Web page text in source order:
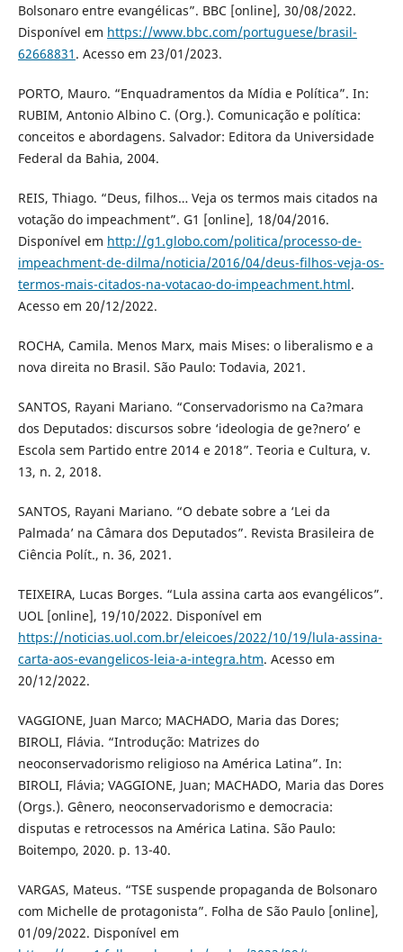
Bolsonaro entre evangélicas”. BBC [online], 30/08/2022.
Disponível em https://www.bbc.com/portuguese/brasil-
62668831 . Acesso em 23/01/2023.
PORTO, Mauro. “Enquadramentos da Mídia e Política”. In:
RUBIM, Antonio Albino C. (Org.). Comunicação e política:
conceitos e abordagens. Salvador: Editora da Universidade
Federal da Bahia, 2004.
REIS, Thiago. “Deus, filhos… Veja os termos mais citados na
votação do impeachment”. G1 [online], 18/04/2016.
Disponível em http://g1.globo.com/politica/processo-de-
impeachment-de-dilma/noticia/2016/04/deus-filhos-veja-os-
termos-mais-citados-na-votacao-do-impeachment.html.
Acesso em 20/12/2022.
ROCHA, Camila. Menos Marx, mais Mises: o liberalismo e a
nova direita no Brasil. São Paulo: Todavia, 2021.
SANTOS, Rayani Mariano. “Conservadorismo na Ca?mara
dos Deputados: discursos sobre ‘ideologia de ge?nero’ e
Escola sem Partido entre 2014 e 2018”. Teoria e Cultura, v.
13, n. 2, 2018.
SANTOS, Rayani Mariano. “O debate sobre a ‘Lei da
Palmada’ na Câmara dos Deputados”. Revista Brasileira de
Ciência Polít., n. 36, 2021.
TEIXEIRA, Lucas Borges. “Lula assina carta aos evangélicos”.
UOL [online], 19/10/2022. Disponível em
https://noticias.uol.com.br/eleicoes/2022/10/19/lula-assina-
carta-aos-evangelicos-leia-a-integra.htm. Acesso em
20/12/2022.
VAGGIONE, Juan Marco; MACHADO, Maria das Dores;
BIROLI, Flávia. “Introdução: Matrizes do
neoconservadorismo religioso na América Latina”. In:
BIROLI, Flávia; VAGGIONE, Juan; MACHADO, Maria das Dores
(Orgs.). Gênero, neoconservadorismo e democracia:
disputas e retrocessos na América Latina. São Paulo:
Boitempo, 2020. p. 13-40.
VARGAS, Mateus. “TSE suspende propaganda de Bolsonaro
com Michelle de protagonista”. Folha de São Paulo [online],
01/09/2022. Disponível em